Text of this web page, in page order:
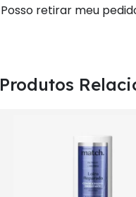
Posso retirar meu
Produtos